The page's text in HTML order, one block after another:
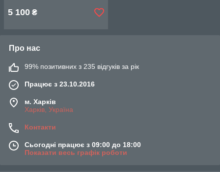
5 100 ₴
Про нас
99% позитивних з 235 відгуків за рік
Працює з 23.10.2016
м. Харків
Харків, Україна
Контакти
Сьогодні працює з 09:00 до 18:00
Показати весь графік роботи